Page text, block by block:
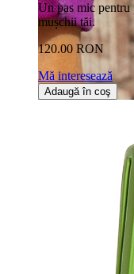
Un pas mic pentru
mușchii tăi.
120.00 RON
Mă interesează
Adaugă în coş